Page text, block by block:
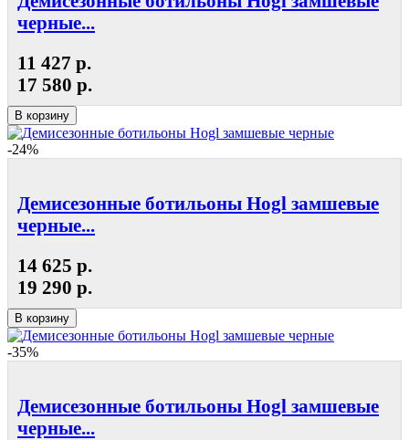
черные...
11 427 р.
17 580 р.
В корзину
-24%
Демисезонные ботильоны Hogl замшевые
черные...
14 625 р.
19 290 р.
В корзину
-35%
Демисезонные ботильоны Hogl замшевые
черные...